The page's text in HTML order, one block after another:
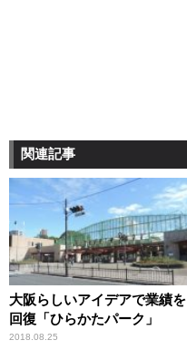
関連記事
大阪らしいアイデアで業績を
回復「ひらかたパーク」
2018.08.25